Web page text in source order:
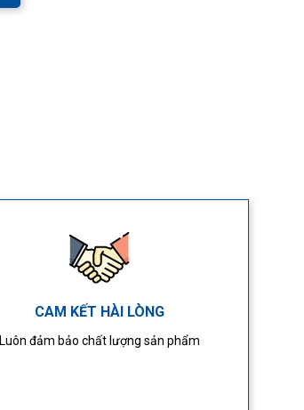
CAM KẾT HÀI LÒNG
Luôn đảm bảo chất lượng sản phẩm